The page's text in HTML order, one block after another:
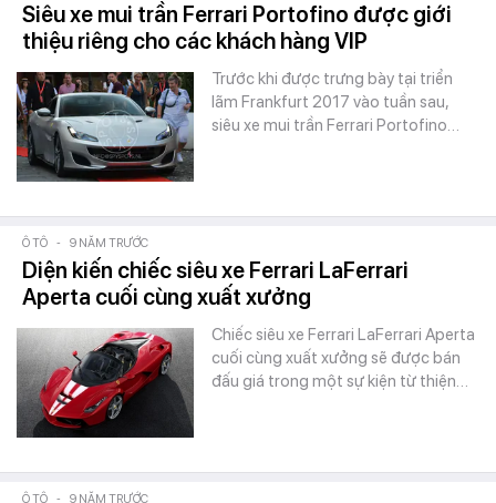
Siêu xe mui trần Ferrari Portofino được giới
thiệu riêng cho các khách hàng VIP
Trước khi được trưng bày tại triển
lãm Frankfurt 2017 vào tuần sau,
siêu xe mui trần Ferrari Portofino…
Ô TÔ - 9 NĂM TRƯỚC
Diện kiến chiếc siêu xe Ferrari LaFerrari
Aperta cuối cùng xuất xưởng
Chiếc siêu xe Ferrari LaFerrari Aperta
cuối cùng xuất xưởng sẽ được bán
đấu giá trong một sự kiện từ thiện…
Ô TÔ - 9 NĂM TRƯỚC